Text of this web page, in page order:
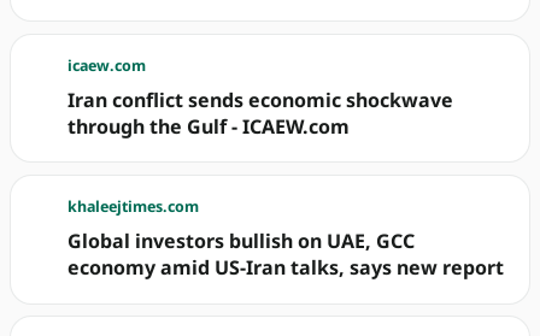
icaew.com
Iran conflict sends economic shockwave
through the Gulf - ICAEW.com
khaleejtimes.com
Global investors bullish on UAE, GCC
economy amid US-Iran talks, says new report